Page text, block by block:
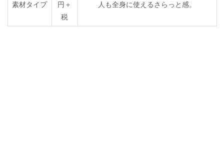
素材タイプ
円＋
税
人も全身に使えるさらっと感。